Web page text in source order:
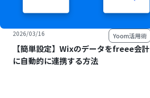
2026/03/16 Yoom活用術
【簡単設定】Wixのデータをfreee会計
に自動的に連携する方法